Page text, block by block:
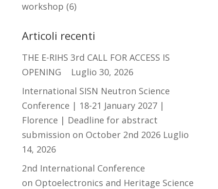
workshop (6)
Articoli recenti
THE E-RIHS 3rd CALL FOR ACCESS IS
OPENING
Luglio 30, 2026
International SISN Neutron Science
Conference | 18-21 January 2027 |
Florence | Deadline for abstract
submission on October 2nd 2026 Luglio
14, 2026
2nd International Conference
on Optoelectronics and Heritage Science